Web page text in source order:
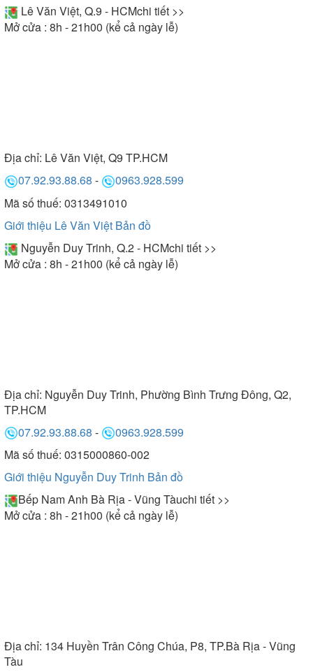
Lê Văn Việt, Q.9 - HCMchi tiết >>
Mở cửa : 8h - 21h00 (kể cả ngày lễ)
Địa chỉ: Lê Văn Việt, Q9 TP.HCM
07.92.93.88.68 -
0963.928.599
Mã số thuế: 0313491010
Giới thiệu Lê Văn Việt Bản đồ
Nguyễn Duy Trinh, Q.2 - HCMchi tiết >>
Mở cửa : 8h - 21h00 (kể cả ngày lễ)
Địa chỉ: Nguyễn Duy Trinh, Phường Bình Trưng Đông, Q2,
TP.HCM
07.92.93.88.68 -
0963.928.599
Mã số thuế: 0315000860-002
Giới thiệu Nguyễn Duy Trinh Bản đồ
Bếp Nam Anh Bà Rịa - Vũng Tàuchi tiết >>
Mở cửa : 8h - 21h00 (kể cả ngày lễ)
Địa chỉ: 134 Huyền Trân Công Chúa, P8, TP.Bà Rịa - Vũng
Tàu